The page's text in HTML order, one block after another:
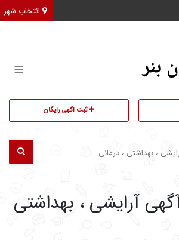
ثبت اگهی رایگان
، بهداشتی ، درمانی
آرایشی ، بهداشتی